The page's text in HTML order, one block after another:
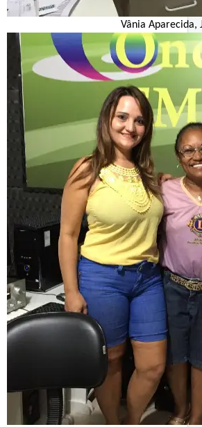
Vânia Aparecida,